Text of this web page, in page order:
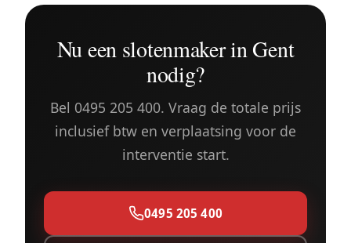
Nu een slotenmaker in Gent
nodig?
Bel 0495 205 400. Vraag de totale prijs
inclusief btw en verplaatsing voor de
interventie start.
0495 205 400